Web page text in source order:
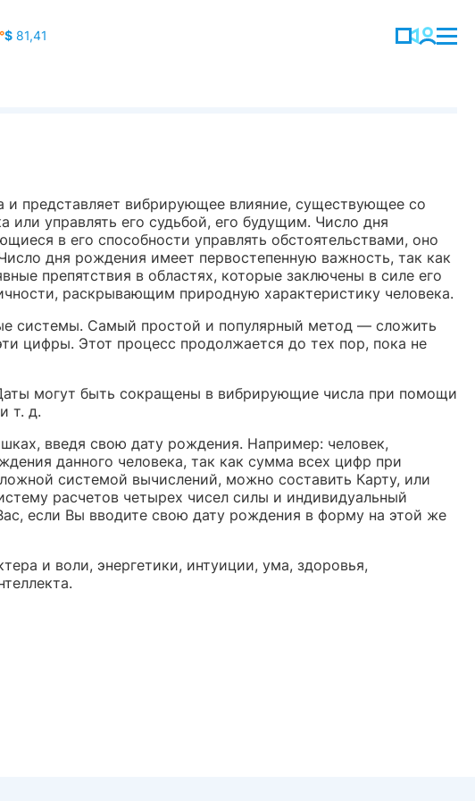
°$ 81,41
представляет вибрирующее влияние, существующее со
управлять его судьбой, его будущим. Число дня
в его способности управлять обстоятельствами, оно
дня рождения имеет первостепенную важность, так как
препятствия в областях, которые заключены в силе его
раскрывающим природную характеристику человека.
системы. Самый простой и популярный метод — сложить
цифры. Этот процесс продолжается до тех пор, пока не
могут быть сокращены в вибрирующие числа при помощи
т. д.
введя свою дату рождения. Например: человек,
данного человека, так как сумма всех цифр при
системой вычислений, можно составить Карту, или
расчетов четырех чисел силы и индивидуальный
если Вы вводите свою дату рождения в форму на этой же
и воли, энергетики, интуиции, ума, здоровья,